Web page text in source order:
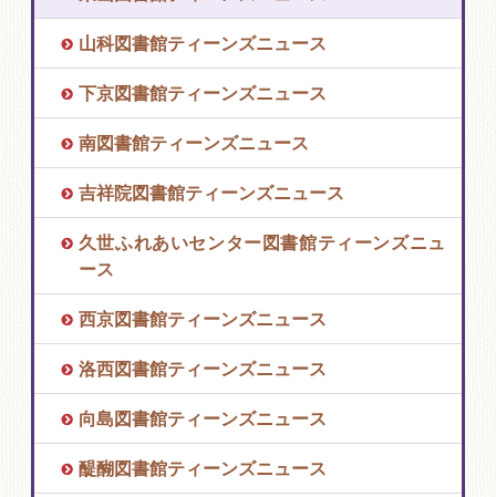
山科図書館ティーンズニュース
下京図書館ティーンズニュース
南図書館ティーンズニュース
吉祥院図書館ティーンズニュース
久世ふれあいセンター図書館ティーンズニュ
ース
西京図書館ティーンズニュース
洛西図書館ティーンズニュース
向島図書館ティーンズニュース
醍醐図書館ティーンズニュース